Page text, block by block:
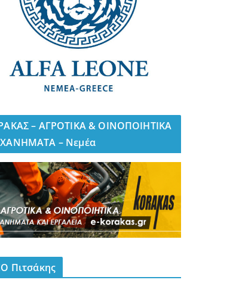
– ΑΓΡΟΤΙΚΑ & ΟΙΝΟΠΟΙΗΤΙΚΑ
– Νεμέα
Πιτσάκης